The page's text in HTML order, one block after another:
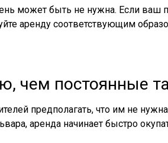
может быть не нужна. Если ваш
аренду соответствующим
чем постоянные
предполагать, что им не
аренда начинает быстро